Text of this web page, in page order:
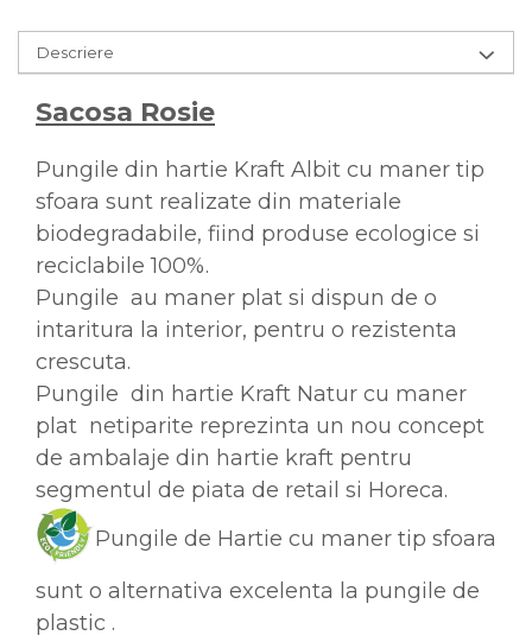
Descriere
Sacosa Rosie
Pungile din hartie Kraft Albit cu maner tip
sfoara sunt realizate din materiale
biodegradabile, fiind produse ecologice si
reciclabile 100%.
Pungile au maner plat si dispun de o
intaritura la interior, pentru o rezistenta
crescuta.
Pungile din hartie Kraft Natur cu maner
plat netiparite reprezinta un nou concept
de ambalaje din hartie kraft pentru
segmentul de piata de retail si Horeca.
Pungile de Hartie cu maner tip sfoara
sunt o alternativa excelenta la pungile de
plastic .